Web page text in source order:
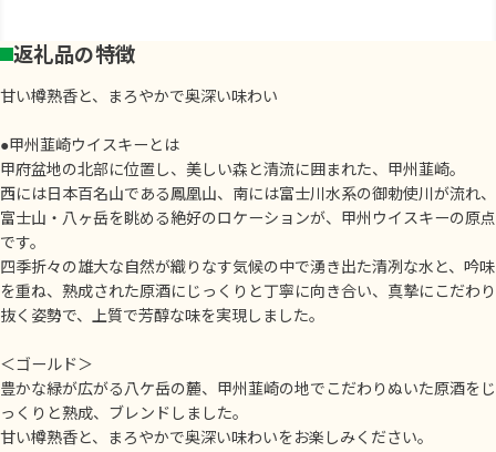
返礼品の特徴
甘い樽熟香と、まろやかで奥深い味わい
●甲州韮崎ウイスキーとは
甲府盆地の北部に位置し、美しい森と清流に囲まれた、甲州韮崎。
西には日本百名山である鳳凰山、南には富士川水系の御勅使川が流れ、
富士山・八ヶ岳を眺める絶好のロケーションが、甲州ウイスキーの原点
です。
四季折々の雄大な自然が織りなす気候の中で湧き出た清冽な水と、吟味
を重ね、熟成された原酒にじっくりと丁寧に向き合い、真摯にこだわり
抜く姿勢で、上質で芳醇な味を実現しました。
＜ゴールド＞
豊かな緑が広がる八ケ岳の麓、甲州韮崎の地でこだわりぬいた原酒をじ
っくりと熟成、ブレンドしました。
甘い樽熟香と、まろやかで奥深い味わいをお楽しみください。